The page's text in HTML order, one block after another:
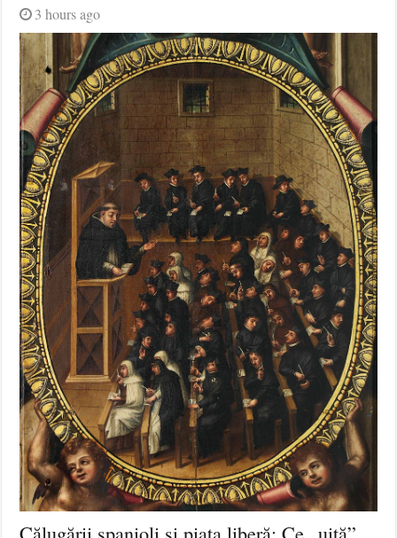
3 hours ago